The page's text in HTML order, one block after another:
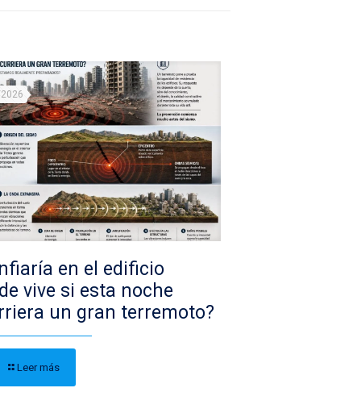
en el edificio
vive si esta noche
un gran terremoto?
Leer más